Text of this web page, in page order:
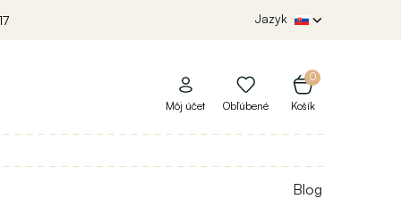
Jazyk
0
Košík
Môj účet Obľúbené
Blog